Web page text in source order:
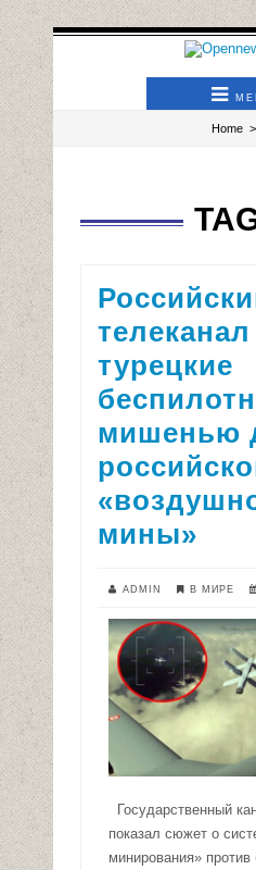
Home
турецкие
мишенью
мины»
ADMIN В МИРЕ
Государственный
показал сюжет о
минирования» против